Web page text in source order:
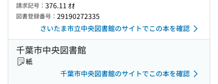
請求記号： 376.11 ｵｵ
図書登録番号： 29190272335
さいたま市立中央図書館のサイトでこの本を確認
千葉市中央図書館
紙
千葉市中央図書館のサイトでこの本を確認